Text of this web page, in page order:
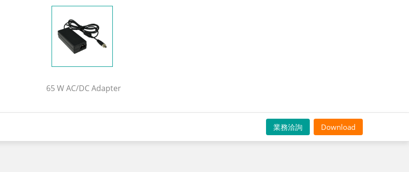
65 W AC/DC Adapter
業務洽詢 Download